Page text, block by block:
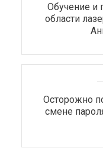
Обучение и
области
Осторожно
смене